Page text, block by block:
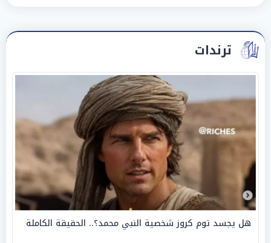
ترندات
هل يجسد توم كروز شخصية النبي محمد؟.. الحقيقة الكاملة